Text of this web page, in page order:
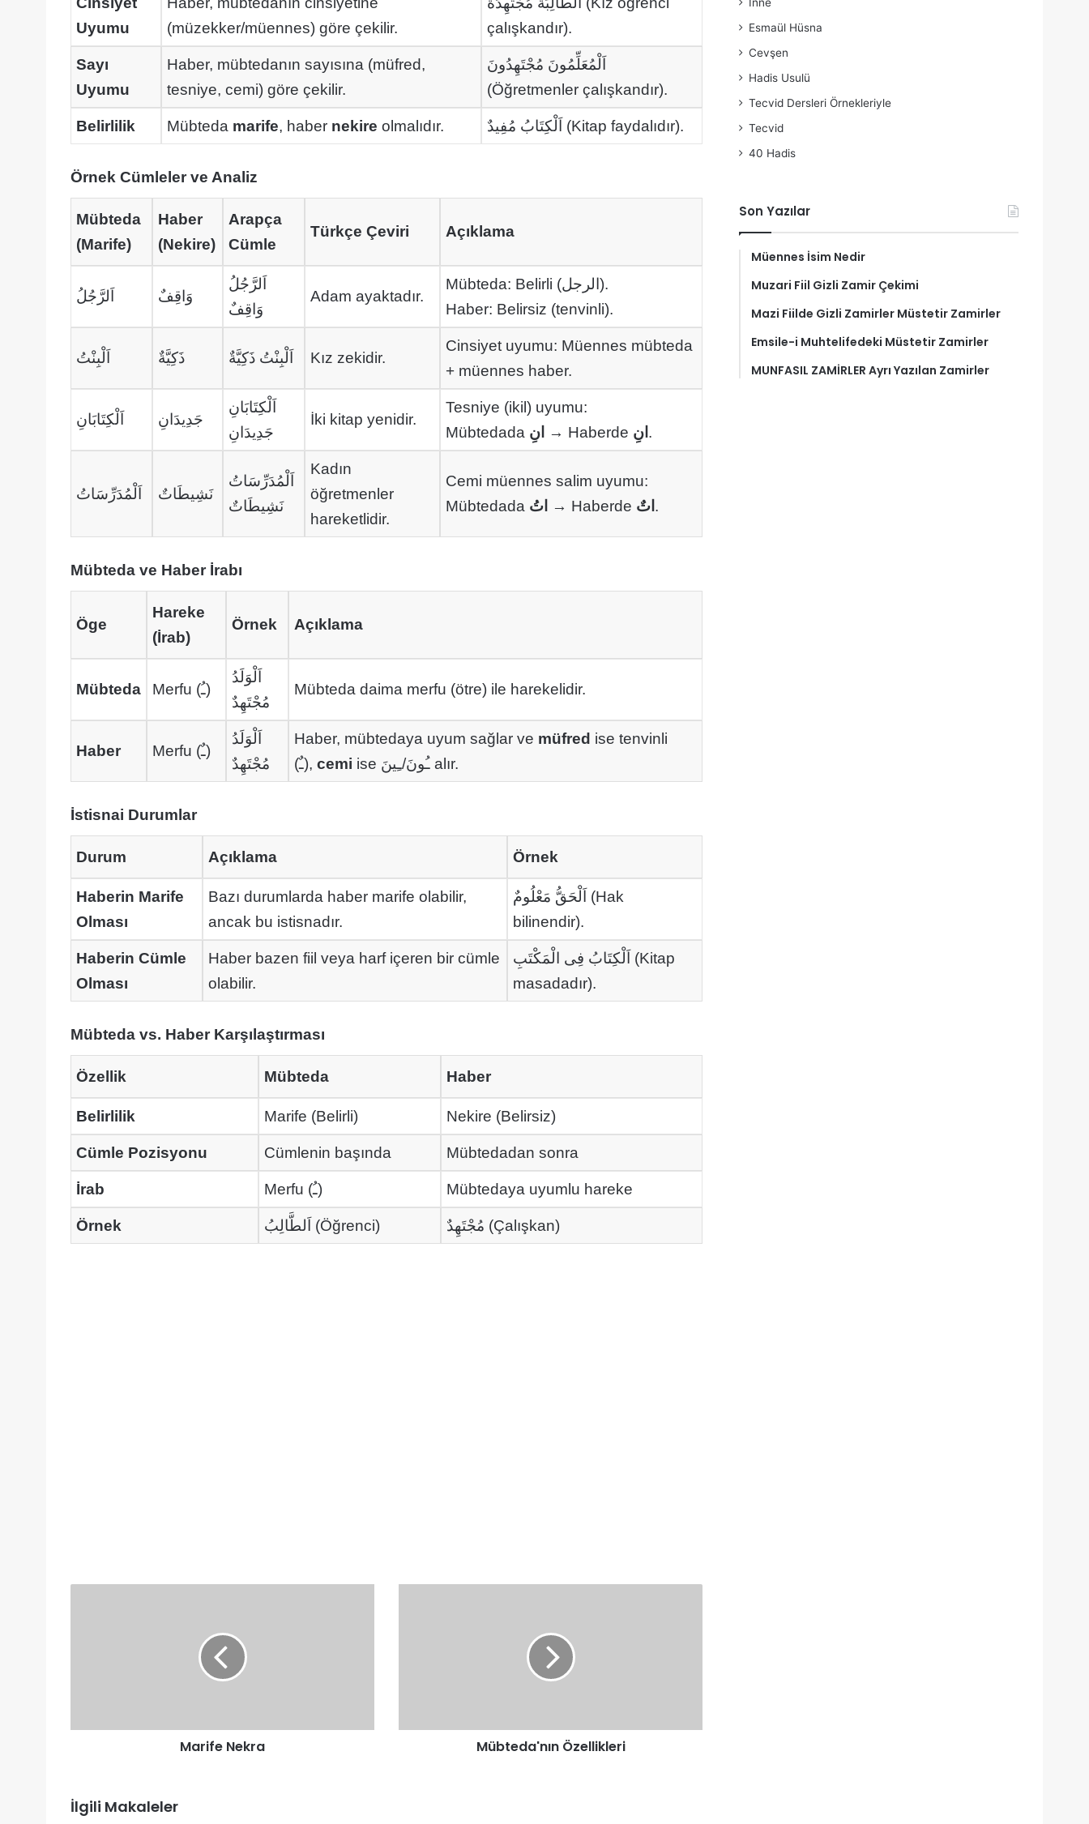
Uyumu
(müzekker/müennes) göre çekilir.
çalışkandır).
Sayı
Uyumu
Haber, mübtedanın sayısına (müfred,
tesniye, cemi) göre çekilir.
اَلْمُعَلِّمُونَ مُجْتَهِدُونَ
(Öğretmenler çalışkandır).
Belirlilik Mübteda marife, haber nekire olmalıdır. اَلْكِتَابُ مُفِيدٌ (Kitap faydalıdır).
Örnek Cümleler ve Analiz
Mübteda
(Marife)
Haber
(Nekire)
Arapça
Cümle
Türkçe Çeviri Açıklama
اَلرَّجُلُ وَاقِفٌ
اَلرَّجُلُ
وَاقِفٌ
Adam ayaktadır.
Mübteda: Belirli (الرجل).
Haber: Belirsiz (tenvinli).
اَلْبِنْتُ ذَكِيَّةٌ اَلْبِنْتُ ذَكِيَّةٌ Kız zekidir.
Cinsiyet uyumu: Müennes mübteda
+ müennes haber.
اَلْكِتَابَانِ جَدِيدَانِ
اَلْكِتَابَانِ
جَدِيدَانِ
İki kitap yenidir.
Tesniye (ikil) uyumu:
Mübtedada انِ → Haberde انِ .
اَلْمُدَرِّسَاتُ نَشِيطَاتٌ
اَلْمُدَرِّسَاتُ
نَشِيطَاتٌ
Kadın
öğretmenler
hareketlidir.
Cemi müennes salim uyumu:
Mübtedada اتُ → Haberde اتٌ .
Mübteda ve Haber İrabı
Öge
Hareke
(İrab)
Örnek Açıklama
Mübteda Merfu (ـُ)
اَلْوَلَدُ
مُجْتَهِدٌ
Mübteda daima merfu (ötre) ile harekelidir.
Haber Merfu (ـٌ)
اَلْوَلَدُ
مُجْتَهِدٌ
Haber, mübtedaya uyum sağlar ve müfred ise tenvinli
(ـٌ), cemi ise ـُونَ/ـِينَ alır.
İstisnai Durumlar
Durum Açıklama Örnek
Haberin Marife
Olması
Bazı durumlarda haber marife olabilir,
ancak bu istisnadır.
اَلْحَقُّ مَعْلُومٌ (Hak
bilinendir).
Haberin Cümle
Olması
Haber bazen fiil veya harf içeren bir cümle
olabilir.
اَلْكِتَابُ فِى الْمَكْتَبِ (Kitap
masadadır).
Mübteda vs. Haber Karşılaştırması
Özellik Mübteda Haber
Belirlilik Marife (Belirli) Nekire (Belirsiz)
Cümle Pozisyonu Cümlenin başında Mübtedadan sonra
İrab Merfu (ـُ) Mübtedaya uyumlu hareke
Örnek اَلطَّالِبُ (Öğrenci) مُجْتَهِدٌ (Çalışkan)
Marife Nekra Mübteda'nın Özellikleri
İlgili Makaleler
Esmaül Hüsna
Cevşen
Hadis Usulü
Tecvid Dersleri Örnekleriyle
Tecvid
40 Hadis
Son Yazılar
Müennes İsim Nedir
Muzari Fiil Gizli Zamir Çekimi
Mazi Fiilde Gizli Zamirler Müstetir Zamirler
Emsile-i Muhtelifedeki Müstetir Zamirler
MUNFASIL ZAMİRLER Ayrı Yazılan Zamirler